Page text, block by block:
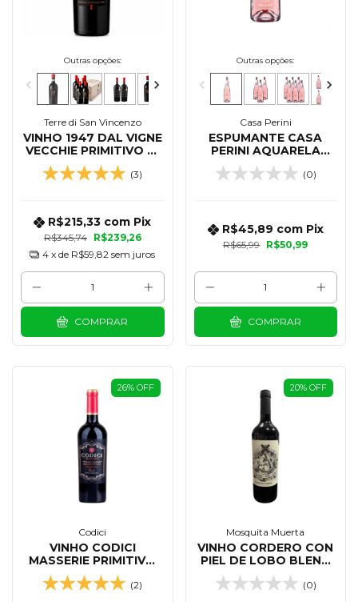
Outras opções:
Terre di San Vincenzo
VINHO 1947 DAL VIGNE
VECCHIE PRIMITIVO DI
MANDURIA 750 ML
(3)
R$345,74 R$239,26
R$215,33 com Pix
4 x de R$59,82 sem juros
COMPRAR
Outras opções:
Casa Perini
ESPUMANTE CASA
PERINI AQUARELA
MOSCATEL ROSE 750
ML
(0)
R$65,99 R$50,99
R$45,89 com Pix
COMPRAR
26% OFF
Codici
VINHO CODICI
MASSERIE PRIMITIVO
PUGLIA 750 ML
(2)
20% OFF
Mosquita Muerta
VINHO CORDERO CON
PIEL DE LOBO BLEND
DE TINTAS 750 ML
(0)